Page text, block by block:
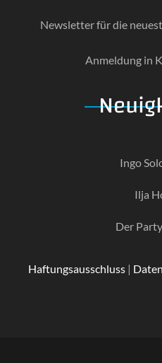
Newsletter für die
Anmeldung in
Ingo
Ilja
Der
Haftungsausschluss|